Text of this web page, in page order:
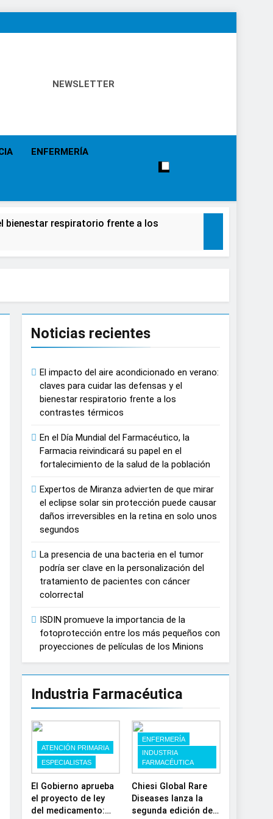
NEWSLETTER
ENFERMERÍA
bienestar respiratorio frente a los
daños irreversibles en la retina en
tratamiento de pacientes con cáncer
proyecciones de películas de los
lactante
playas y otros espacios al aire
estratégica y modernización
muscular del deportista
Noticias recientes
El impacto del aire acondicionado en verano:
claves para cuidar las defensas y el
bienestar respiratorio frente a los
contrastes térmicos
En el Día Mundial del Farmacéutico, la
Farmacia reivindicará su papel en el
fortalecimiento de la salud de la población
Expertos de Miranza advierten de que mirar
el eclipse solar sin protección puede causar
daños irreversibles en la retina en solo unos
segundos
La presencia de una bacteria en el tumor
podría ser clave en la personalización del
tratamiento de pacientes con cáncer
colorrectal
ISDIN promueve la importancia de la
fotoprotección entre los más pequeños con
proyecciones de películas de los Minions
Industria Farmacéutica
ATENCIÓN PRIMARIA
ESPECIALISTAS
El Gobierno aprueba
el proyecto de ley
del medicamento:
ENFERMERÍA
INDUSTRIA
FARMACÉUTICA
Chiesi Global Rare
Diseases lanza la
segunda edición de